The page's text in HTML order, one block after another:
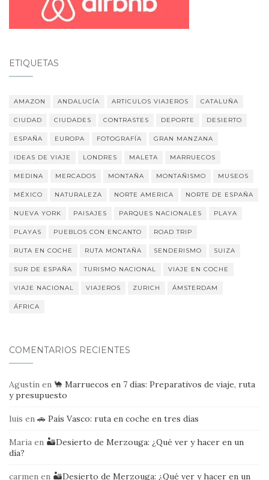
ETIQUETAS
AMAZON ANDALUCÍA ARTICULOS VIAJEROS CATALUÑA
CIUDAD CIUDADES CONTRASTES DEPORTE DESIERTO
ESPAÑA EUROPA FOTOGRAFÍA GRAN MANZANA
IDEAS DE VIAJE LONDRES MALETA MARRUECOS
MEDINA MERCADOS MONTAÑA MONTAÑISMO MUSEOS
MÉXICO NATURALEZA NORTE AMERICA NORTE DE ESPAÑA
NUEVA YORK PAISAJES PARQUES NACIONALES PLAYA
PLAYAS PUEBLOS CON ENCANTO ROAD TRIP
RUTA EN COCHE RUTA MONTAÑA SENDERISMO SUIZA
SUR DE ESPAÑA TURISMO NACIONAL VIAJE EN COCHE
VIAJE NACIONAL VIAJEROS ZURICH ÁMSTERDAM
ÁFRICA
COMENTARIOS RECIENTES
Agustín en 🐪 Marruecos en 7 días: Preparativos de viaje, ruta
y presupuesto
luis en 🚗 País Vasco: ruta en coche en tres días
Maria en 🏜️Desierto de Merzouga: ¿Qué ver y hacer en un
día?
carmen en 🏜️Desierto de Merzouga: ¿Qué ver y hacer en un